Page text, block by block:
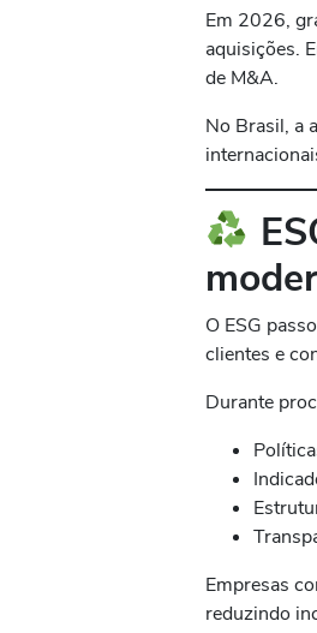
Em 2026,
aquisições.
de M&A.
No Brasil, a
O ESG
clientes e
Durante
Empresas
reduzindo